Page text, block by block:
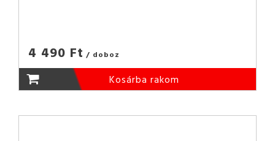
4 490 Ft / doboz
Kosárba rakom